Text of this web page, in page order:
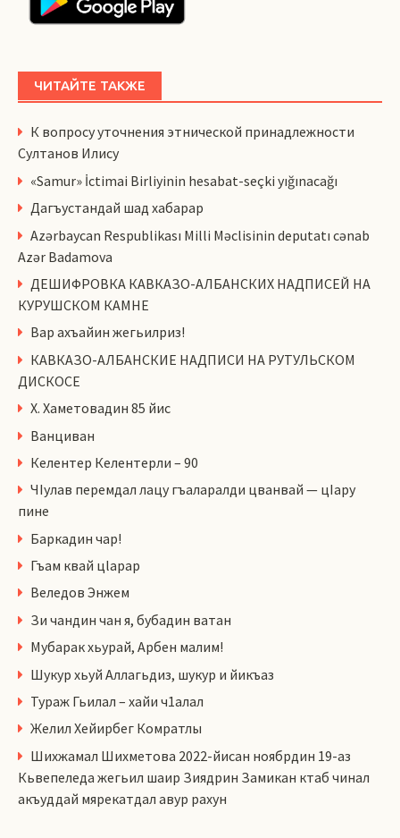
ЧИТАЙТЕ ТАКЖЕ
К вопросу уточнения этнической принадлежности
Султанов Илису
«Samur» İctimai Birliyinin hesabat-seçki yığınacağı
Дагъустандай шад хабарар
Azərbaycan Respublikası Milli Məclisinin deputatı cənab
Azər Badamova
ДЕШИФРОВКА КАВКАЗО-АЛБАНСКИХ НАДПИСЕЙ НА
КУРУШСКОМ КАМНЕ
Вар ахъайин жегьилриз!
КАВКАЗО-АЛБАНСКИЕ НАДПИСИ НА РУТУЛЬСКОМ
ДИСКОСЕ
Х. Хаметовадин 85 йис
Ванциван
Келентер Келентерли – 90
ЧIулав перемдал лацу гъаларалди цванвай — цIару
пине
Баркадин чар!
Гъам квай цlарар
Веледов Энжем
Зи чандин чан я, бубадин ватан
Мубарак хьурай, Арбен малим!
Шукур хьуй Аллагьдиз, шукур и йикъаз
Тураж Гьилал – хайи ч1алал
Желил Хейирбег Комратлы
Шихжамал Шихметова 2022-йисан ноябрдин 19-аз
Кьвепеледа жегьил шаир Зиядрин Замикан ктаб чинал
акъуддай мярекатдал авур рахун